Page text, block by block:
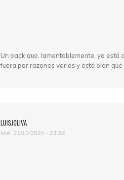
Un pack que, lamentablemente, ya
fuera por razones varias y está bien
LUISJOLIVA
Mié, 21/10/2020 - 23:28